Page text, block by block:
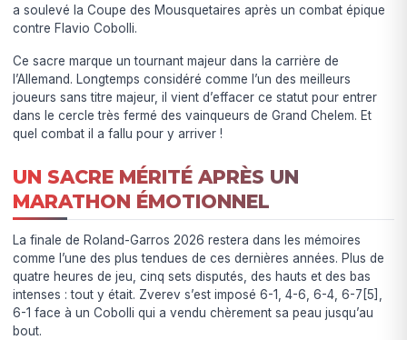
a soulevé la Coupe des Mousquetaires après un combat épique
contre Flavio Cobolli.
Ce sacre marque un tournant majeur dans la carrière de
l’Allemand. Longtemps considéré comme l’un des meilleurs
joueurs sans titre majeur, il vient d’effacer ce statut pour entrer
dans le cercle très fermé des vainqueurs de Grand Chelem. Et
quel combat il a fallu pour y arriver !
UN SACRE MÉRITÉ APRÈS UN
MARATHON ÉMOTIONNEL
La finale de Roland-Garros 2026 restera dans les mémoires
comme l’une des plus tendues de ces dernières années. Plus de
quatre heures de jeu, cinq sets disputés, des hauts et des bas
intenses : tout y était. Zverev s’est imposé 6-1, 4-6, 6-4, 6-7[5],
6-1 face à un Cobolli qui a vendu chèrement sa peau jusqu’au
bout.